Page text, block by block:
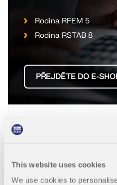
This website uses cookies
We use cookies to
Rodina RFEM 5
Rodina RSTAB 8
PŘEJDĚTE DO E-
Spočítejte